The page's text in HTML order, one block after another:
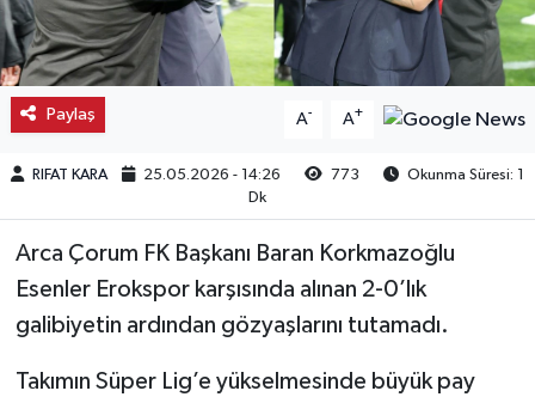
Paylaş A- A+
RIFAT KARA 25.05.2026 - 14:26 773
Okunma Süresi: 1
Dk
Arca Çorum FK Başkanı Baran Korkmazoğlu
Esenler Erokspor karşısında alınan 2-0’lık
galibiyetin ardından gözyaşlarını tutamadı.
Takımın Süper Lig’e yükselmesinde büyük pay
Kargı
Laçin
Mecitözü
Oğuzlar
Ortaköy